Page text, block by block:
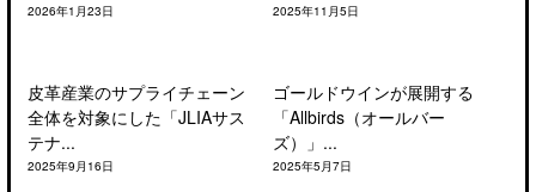
2026年1月23日 2025年11月5日
皮革産業のサプライチェーン
全体を対象にした「JLIAサス
テナ...
2025年9月16日
ゴールドウインが展開する
「Allbirds（オールバー
ズ）」...
2025年5月7日